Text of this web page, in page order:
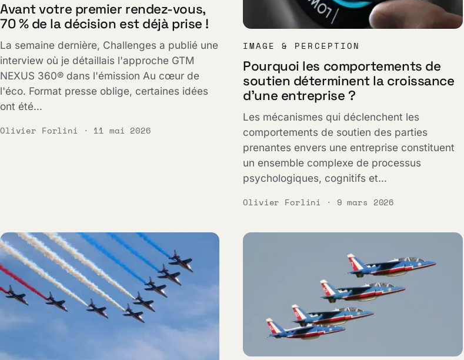
Avant votre premier rendez-vous,
70 % de la décision est déjà prise !
La semaine dernière, Challenges a publié une
interview où je détaillais l'approche GTM
NEXUS 360® dans l'émission Au cœur de
l'éco. Format presse oblige, certaines idées
ont été…
Olivier Forlini · 11 mai 2026
IMAGE & PERCEPTION
Pourquoi les comportements de
soutien déterminent la croissance
d'une entreprise ?
Les mécanismes qui déclenchent les
comportements de soutien des parties
prenantes envers une entreprise constituent
un ensemble complexe de processus
psychologiques, cognitifs et…
Olivier Forlini · 9 mars 2026